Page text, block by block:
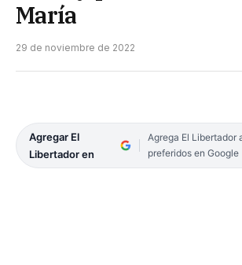
María
29 de noviembre de 2022
Agregar El
Libertador en
Agrega El Libertador
preferidos en Google